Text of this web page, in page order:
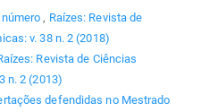
, Raízes: Revista de
v. 38 n. 2 (2018)
Revista de Ciências
n. 2 (2013)
defendidas no Mestrado